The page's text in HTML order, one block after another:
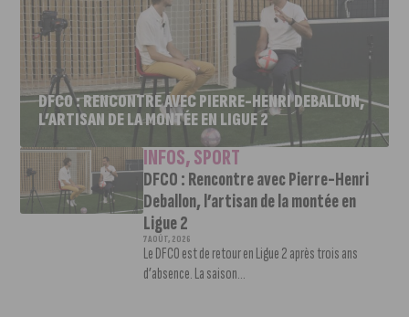
DFCO : RENCONTRE AVEC PIERRE-HENRI DEBALLON,
L’ARTISAN DE LA MONTÉE EN LIGUE 2
INFOS,SPORT
DFCO : Rencontre avec Pierre-Henri
Deballon, l’artisan de la montée en
Ligue 2
7 AOÛT, 2026
Le DFCO est de retour en Ligue 2 après trois ans
d’absence. La saison...